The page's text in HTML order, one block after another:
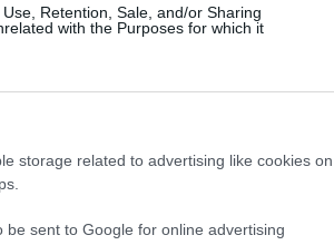
Retention, Sale, and/or Sharing
with the Purposes for which it
storage related to advertising like cookies on
be sent to Google for online advertising
látható kiállítás címe: A
Hopper és a kortárs
mutatja, hogy bár a művész a
a modernista
azóta is. Az egyik
átköltés Gottfried Helnwein